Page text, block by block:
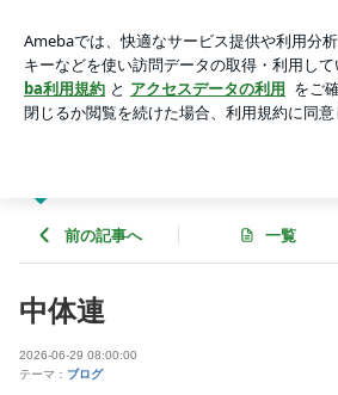
アプリをダウンロードして ブログの更新通知
ょう。
前の記事へ 一覧
中体連
2026-06-29 08:00:00
テーマ： ブログ